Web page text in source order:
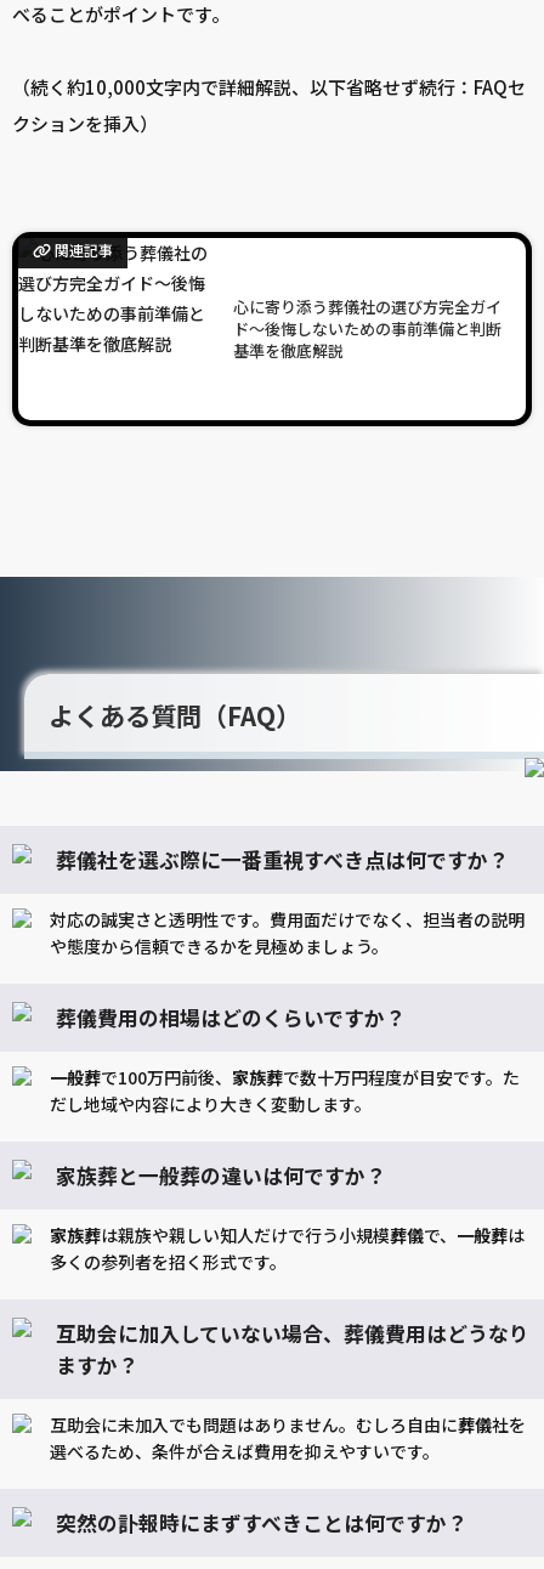
べることがポイントです。
（続く約10,000文字内で詳細解説、以下省略せず続行：FAQセ
クションを挿入）
関連記事
心に寄り添う葬儀社の選び方完全ガイ
ド～後悔しないための事前準備と判断
基準を徹底解説
よくある質問（FAQ）
葬儀社を選ぶ際に一番重視すべき点は何ですか？
対応の誠実さと透明性です。費用面だけでなく、担当者の説明
や態度から信頼できるかを見極めましょう。
葬儀費用の相場はどのくらいですか？
一般葬で100万円前後、 家族葬で数十万円程度が目安です。た
だし地域や内容により大きく変動します。
家族葬と一般葬の違いは何ですか？
家族葬は親族や親しい知人だけで行う小規模葬儀で、 一般葬は
多くの参列者を招く形式です。
互助会に加入していない場合、葬儀費用はどうなり
ますか？
互助会に未加入でも問題はありません。むしろ自由に葬儀社を
選べるため、条件が合えば費用を抑えやすいです。
突然の訃報時にまずすべきことは何ですか？